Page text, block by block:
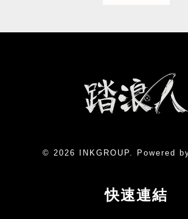
© 2026 INKGROUP. Powered
快速連結